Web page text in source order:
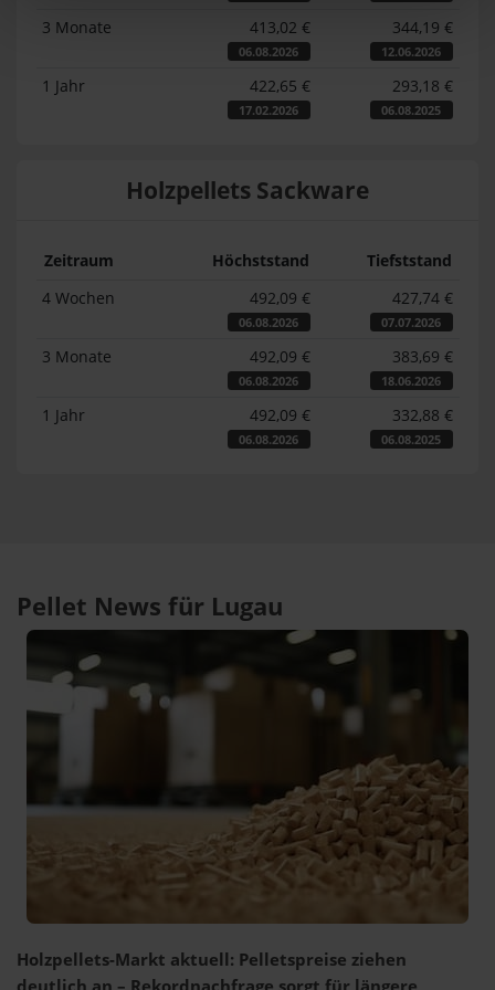
3 Monate 413,02 €
06.08.2026
344,19 €
12.06.2026
1 Jahr 422,65 €
17.02.2026
293,18 €
06.08.2025
Holzpellets Sackware
Zeitraum Höchststand
Tiefststand
4 Wochen
492,09 €
06.08.2026
427,74 €
07.07.2026
3 Monate 492,09 €
06.08.2026
383,69 €
18.06.2026
1 Jahr 492,09 €
06.08.2026
332,88 €
06.08.2025
Pellet News für Lugau
Holzpellets-Markt aktuell: Pelletspreise ziehen